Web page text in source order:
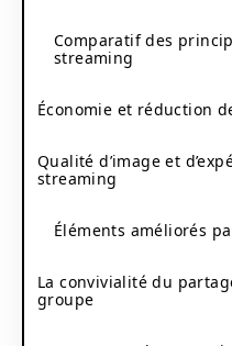
Comparatif des
streaming
Économie et réduction
Qualité d’image et
streaming
Éléments améliorés
La convivialité du
groupe